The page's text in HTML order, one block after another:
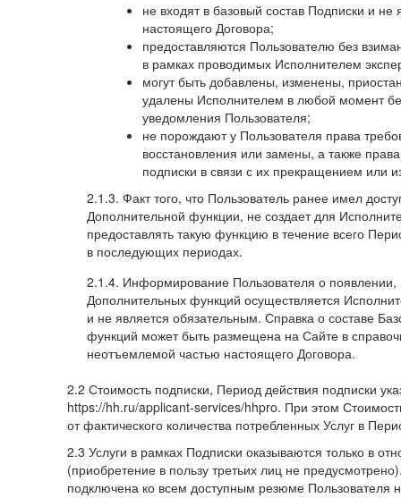
не входят в базовый состав Подписки и
настоящего Договора;
предоставляются Пользователю без
в рамках проводимых Исполнителем
могут быть добавлены, изменены,
удалены Исполнителем в любой момент
уведомления Пользователя;
не порождают у Пользователя права
восстановления или замены, а также
подписки в связи с их прекращением или
2.1.3. Факт того, что Пользователь ранее имел
Дополнительной функции, не создает для
предоставлять такую функцию в течение всего
в последующих периодах.
2.1.4. Информирование Пользователя о
Дополнительных функций осуществляется
и не является обязательным. Справка о составе
функций может быть размещена на Сайте в
неотъемлемой частью настоящего Договора.
2.2 Стоимость подписки, Период действия подписки
https://hh.ru/applicant-services/hhpro. При этом
от фактического количества потребленных Услуг в
2.3 Услуги в рамках Подписки оказываются только в
(приобретение в пользу третьих лиц не
подключена ко всем доступным резюме Пользователя